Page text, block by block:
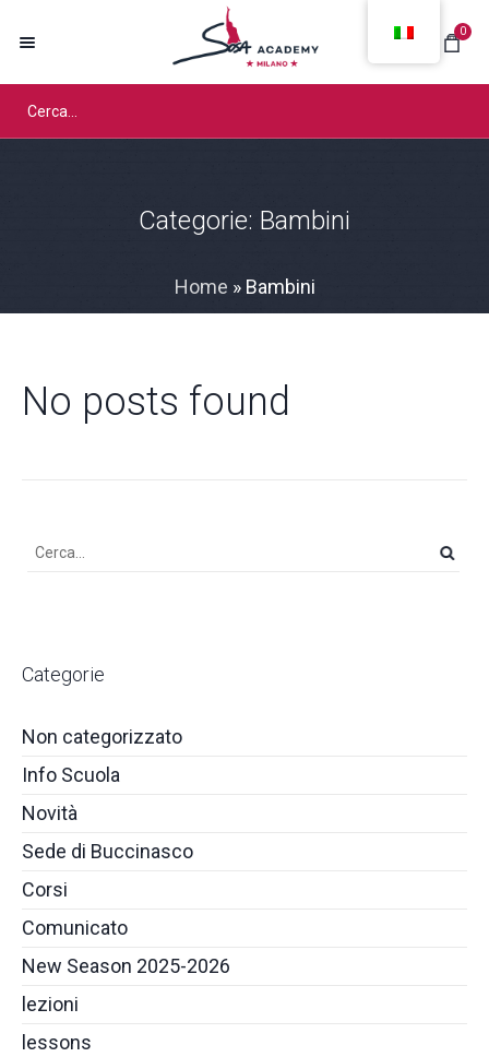
0
Categorie: Bambini
Home » Bambini
No posts found
Categorie
Non categorizzato
Info Scuola
Novità
Sede di Buccinasco
Corsi
Comunicato
New Season 2025-2026
lezioni
lessons